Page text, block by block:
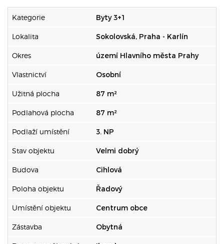
Kategorie Byty 3+1
Lokalita Sokolovská, Praha - Karlín
Okres území Hlavního města Prahy
Vlastnictví Osobní
Užitná plocha 87 m²
Podlahová plocha 87 m²
Podlaží umístění 3. NP
Stav objektu Velmi dobrý
Budova Cihlová
Poloha objektu Řadový
Umístění objektu Centrum obce
Zástavba Obytná